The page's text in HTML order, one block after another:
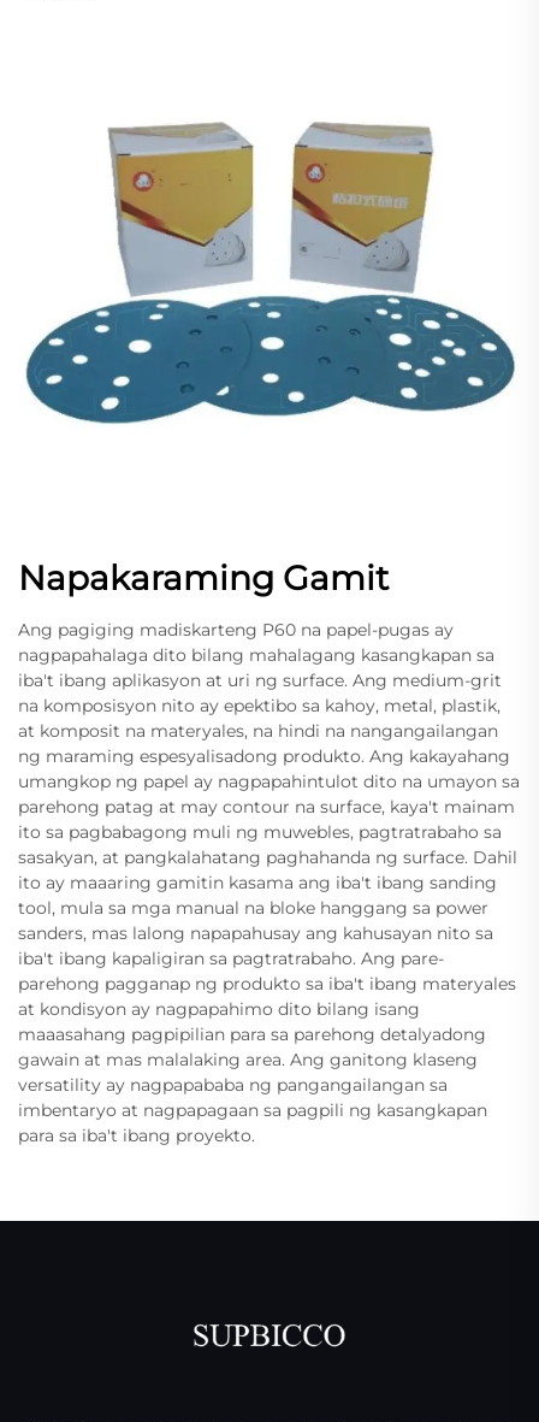
Napakaraming Gamit
Ang pagiging madiskarteng P60 na papel-pugas ay
nagpapahalaga dito bilang mahalagang kasangkapan sa
iba't ibang aplikasyon at uri ng surface. Ang medium-grit
na komposisyon nito ay epektibo sa kahoy, metal, plastik,
at komposit na materyales, na hindi na nangangailangan
ng maraming espesyalisadong produkto. Ang kakayahang
umangkop ng papel ay nagpapahintulot dito na umayon sa
parehong patag at may contour na surface, kaya't mainam
ito sa pagbabagong muli ng muwebles, pagtratrabaho sa
sasakyan, at pangkalahatang paghahanda ng surface. Dahil
ito ay maaaring gamitin kasama ang iba't ibang sanding
tool, mula sa mga manual na bloke hanggang sa power
sanders, mas lalong napapahusay ang kahusayan nito sa
iba't ibang kapaligiran sa pagtratrabaho. Ang pare-
parehong pagganap ng produkto sa iba't ibang materyales
at kondisyon ay nagpapahimo dito bilang isang
maaasahang pagpipilian para sa parehong detalyadong
gawain at mas malalaking area. Ang ganitong klaseng
versatility ay nagpapababa ng pangangailangan sa
imbentaryo at nagpapagaan sa pagpili ng kasangkapan
para sa iba't ibang proyekto.